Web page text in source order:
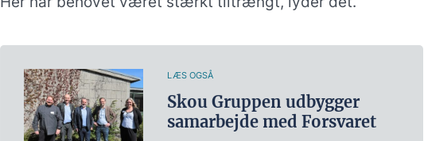
LÆS OGSÅ
Skou Gruppen udbygger
samarbejde med Forsvaret